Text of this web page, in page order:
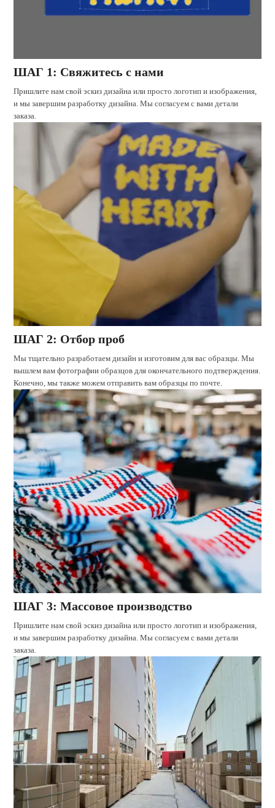
ШАГ 1: Свяжитесь с нами
Пришлите нам свой эскиз дизайна или просто логотип и изображения,
и мы завершим разработку дизайна. Мы согласуем с вами детали
заказа.
ШАГ 2: Отбор проб
Мы тщательно разработаем дизайн и изготовим для вас образцы. Мы
вышлем вам фотографии образцов для окончательного подтверждения.
Конечно, мы также можем отправить вам образцы по почте.
ШАГ 3: Массовое производство
Пришлите нам свой эскиз дизайна или просто логотип и изображения,
и мы завершим разработку дизайна. Мы согласуем с вами детали
заказа.